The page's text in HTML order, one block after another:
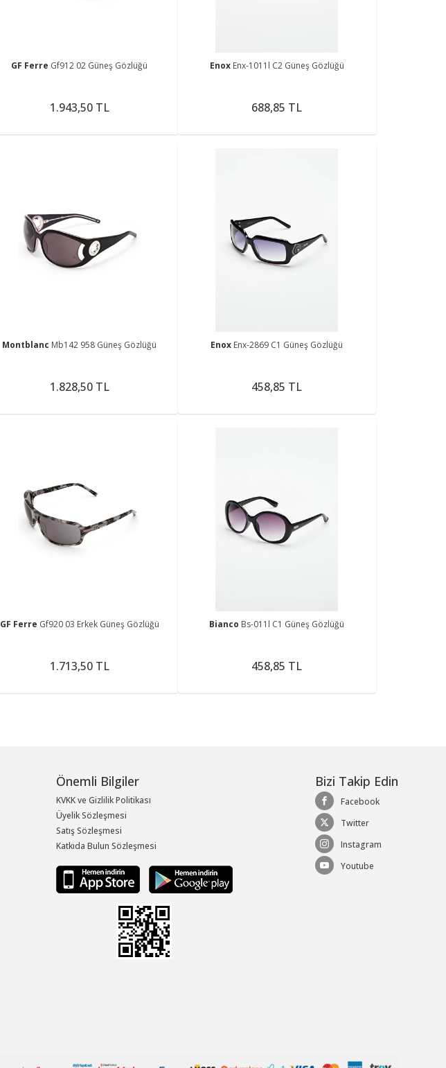
GF Ferre Gf912 02 Güneş Gözlüğü
1.943,50 TL
Enox Enx-1011l C2 Güneş Gözlüğü
688,85 TL
Montblanc Mb142 958 Güneş Gözlüğü
1.828,50 TL
Enox Enx-2869 C1 Güneş Gözlüğü
458,85 TL
GF Ferre Gf920 03 Erkek Güneş Gözlüğü
1.713,50 TL
Bianco Bs-011l C1 Güneş Gözlüğü
458,85 TL
Önemli Bilgiler
KVKK ve Gizlilik Politikası
Üyelik Sözleşmesi
Satış Sözleşmesi
Katkıda Bulun Sözleşmesi
Bizi Takip Edin
Facebook
Twitter
Instagram
Youtube